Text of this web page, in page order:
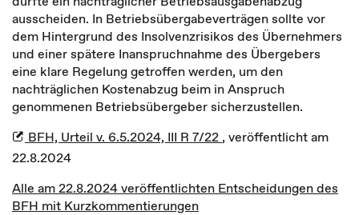
ausscheiden. In Betriebsübergabeverträgen sollte vor
dem Hintergrund des Insolvenzrisikos des Übernehmers
und einer spätere Inanspruchnahme des Übergebers
eine klare Regelung getroffen werden, um den
nachträglichen Kostenabzug beim in Anspruch
genommenen Betriebsübergeber sicherzustellen.
BFH, Urteil v. 6.5.2024, III R 7/22 , veröffentlicht am
22.8.2024
Alle am 22.8.2024 veröffentlichten Entscheidungen des
BFH mit Kurzkommentierungen